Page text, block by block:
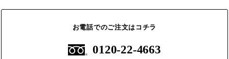
お電話でのご注文はコチラ
0120-22-4663